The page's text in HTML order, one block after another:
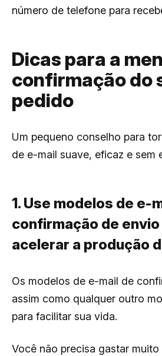
número de telefone para
Dicas para a
confirmação do
pedido
Um pequeno conselho para
de e-mail suave, eficaz e sem
1. Use modelos de e-
confirmação de envio
acelerar a produção
Os modelos de e-mail de
assim como qualquer outro
para facilitar sua vida.
Você não precisa gastar